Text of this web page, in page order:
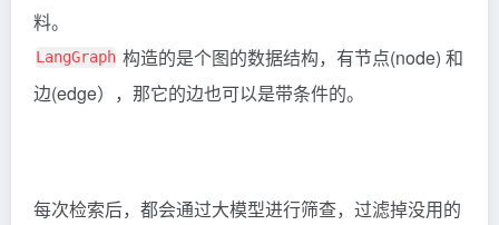
料。
LangGraph 构造的是个图的数据结构，有节点(node) 和
边(edge），那它的边也可以是带条件的。
每次检索后，都会通过大模型进行筛查，过滤掉没用的